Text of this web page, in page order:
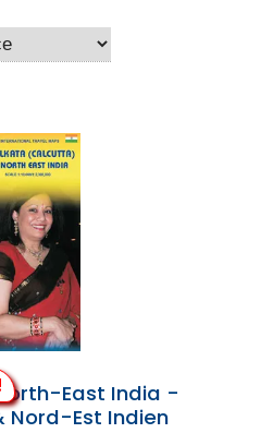
East India -
Est Indien